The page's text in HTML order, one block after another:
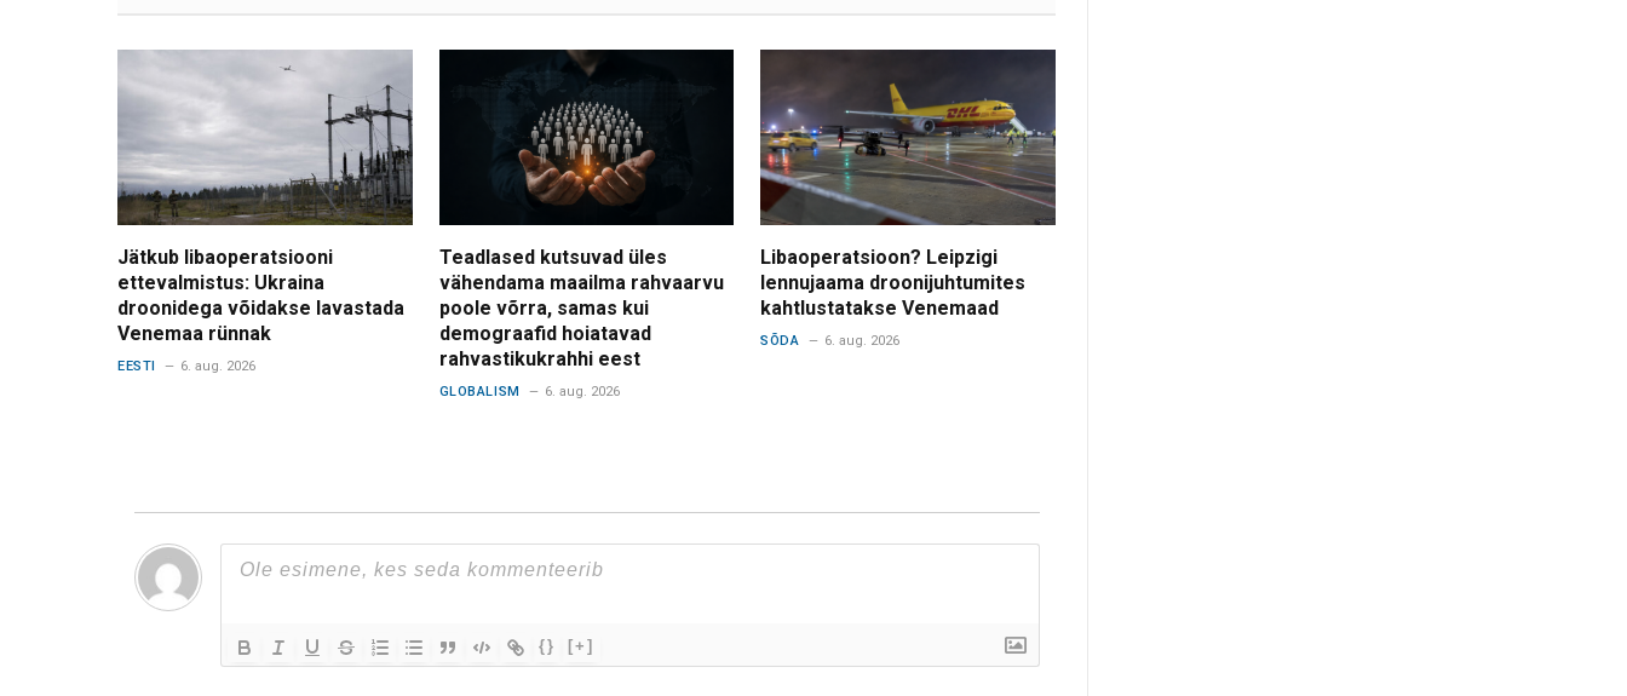
Jätkub libaoperatsiooni
ettevalmistus: Ukraina
droonidega võidakse lavastada
Venemaa rünnak
EESTI 6. aug. 2026
Teadlased kutsuvad üles
vähendama maailma rahvaarvu
poole võrra, samas kui
demograafid hoiatavad
rahvastikukrahhi eest
GLOBALISM 6. aug. 2026
Libaoperatsioon? Leipzigi
lennujaama droonijuhtumites
kahtlustatakse Venemaad
SÕDA 6. aug. 2026
{} [+]